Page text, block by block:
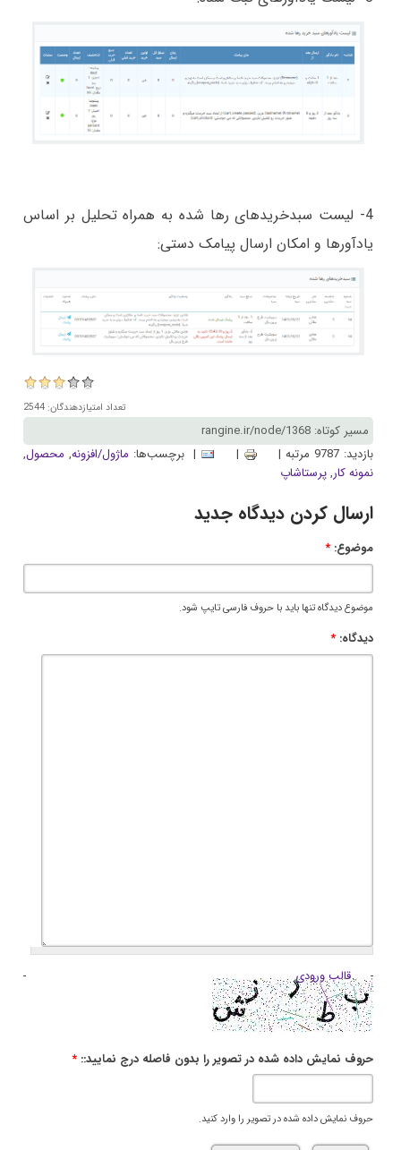
4- لیست سبدخریدهای رها شده به همراه تحلیل بر اساس
یادآورها و امکان ارسال پیامک دستی:
تعداد امتیازدهندگان: 2544
مسیر کوتاه: rangine.ir/node/1368
بازدید: 9787 مرتبه |
| | برچسب‌ها: ماژول/افزونه, محصول,
نمونه کار,پرستاشاپ
ارسال کردن دیدگاه جدید
موضوع: *
موضوع دیدگاه تنها باید با حروف فارسی تایپ شود.
دیدگاه: *
قالب ورودی
حروف نمایش داده شده در تصویر را بدون فاصله درج نمایید:: *
حروف نمایش داده شده در تصویر را وارد کنید.